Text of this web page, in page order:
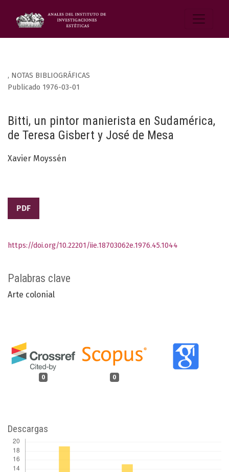
, NOTAS BIBLIOGRÁFICAS
Bitti, un pintor manierista en Sudamérica,
de Teresa Gisbert y José de Mesa
Publicado 1976-03-01
Xavier Moyssén
PDF
Palabras clave
Arte colonial
0 0
https://doi.org/10.22201/iie.18703062e.1976.45.1044
Descargas